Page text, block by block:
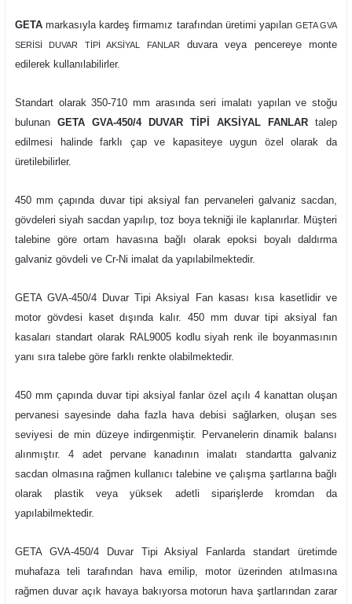
GETA markasıyla kardeş firmamız tarafından üretimi yapılan GETA GVA
SERİSİ DUVAR TİPİ AKSİYAL FANLARduvara veya pencereye monte
edilerek kullanılabilirler.
Standart olarak 350-710 mm arasında seri imalatı yapılan ve stoğu
bulunan GETA GVA-450/4 DUVAR TİPİ AKSİYAL FANLAR talep
edilmesi halinde farklı çap ve kapasiteye uygun özel olarak da
üretilebilirler.
450 mm çapında duvar tipi aksiyal fan pervaneleri galvaniz sacdan,
gövdeleri siyah sacdan yapılıp, toz boya tekniği ile kaplanırlar. Müşteri
talebine göre ortam havasına bağlı olarak epoksi boyalı daldırma
galvaniz gövdeli ve Cr-Ni imalat da yapılabilmektedir.
GETA GVA-450/4 Duvar Tipi Aksiyal Fan kasası kısa kasetlidir ve
motor gövdesi kaset dışında kalır. 450 mm duvar tipi aksiyal fan
kasaları standart olarak RAL9005 kodlu siyah renk ile boyanmasının
yanı sıra talebe göre farklı renkte olabilmektedir.
450 mm çapında duvar tipi aksiyal fanlar özel açılı 4 kanattan oluşan
pervanesi sayesinde daha fazla hava debisi sağlarken, oluşan ses
seviyesi de min düzeye indirgenmiştir. Pervanelerin dinamik balansı
alınmıştır. 4 adet pervane kanadının imalatı standartta galvaniz
sacdan olmasına rağmen kullanıcı talebine ve çalışma şartlarına bağlı
olarak plastik veya yüksek adetli siparişlerde kromdan da
yapılabilmektedir.
GETA GVA-450/4 Duvar Tipi Aksiyal Fanlarda standart üretimde
muhafaza teli tarafından hava emilip, motor üzerinden atılmasına
rağmen duvar açık havaya bakıyorsa motorun hava şartlarından zarar